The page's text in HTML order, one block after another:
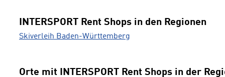
INTERSPORT Rent Shops in den Regionen
Skiverleih Baden-Württemberg
Orte mit INTERSPORT Rent Shops in der